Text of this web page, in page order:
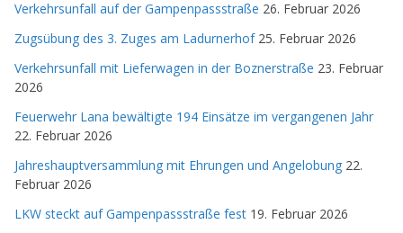
Verkehrsunfall auf der Gampenpassstraße 26. Februar 2026
Zugsübung des 3. Zuges am Ladurnerhof 25. Februar 2026
Verkehrsunfall mit Lieferwagen in der Boznerstraße 23. Februar
2026
Feuerwehr Lana bewältigte 194 Einsätze im vergangenen Jahr
22. Februar 2026
Jahreshauptversammlung mit Ehrungen und Angelobung 22.
Februar 2026
LKW steckt auf Gampenpassstraße fest 19. Februar 2026